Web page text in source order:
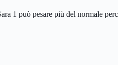
1 può pesare più del normale